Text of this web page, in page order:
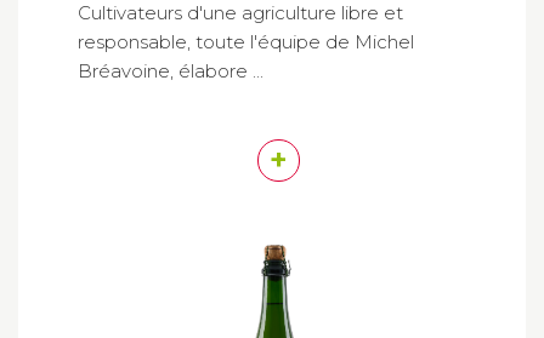
Cultivateurs d'une agriculture libre et
responsable, toute l'équipe de Michel
Bréavoine, élabore ...
+